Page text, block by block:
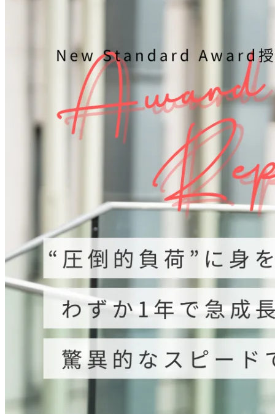
NO LIMIT賞 神田 直也
“圧倒的負荷”に身を置きわずか1年で急成長！驚異的なスピ
ードで多数の案件を遂行